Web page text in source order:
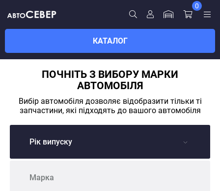
0
КАТАЛОГ
ПОЧНІТЬ З ВИБОРУ МАРКИ
АВТОМОБІЛЯ
Вибір автомобіля дозволяє відобразити тільки ті
запчастини, які підходять до вашого автомобіля
Рік випуску
Марка